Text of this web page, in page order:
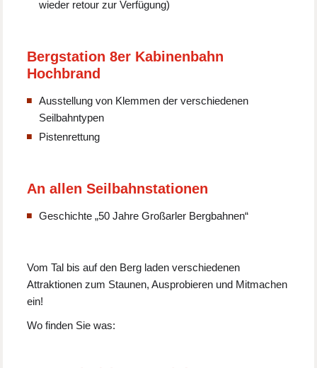
wieder retour zur Verfügung)
Bergstation 8er Kabinenbahn
Hochbrand
Ausstellung von Klemmen der verschiedenen
Seilbahntypen
Pistenrettung
An allen Seilbahnstationen
Geschichte „50 Jahre Großarler Bergbahnen“
Vom Tal bis auf den Berg laden verschiedenen
Attraktionen zum Staunen, Ausprobieren und Mitmachen
ein!
Wo finden Sie was: